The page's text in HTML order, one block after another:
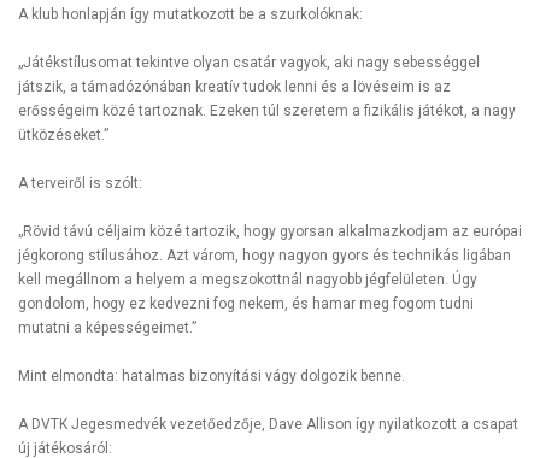
A klub honlapján így mutatkozott be a szurkolóknak:
„Játékstílusomat tekintve olyan csatár vagyok, aki nagy sebességgel
játszik, a támadózónában kreatív tudok lenni és a lövéseim is az
erősségeim közé tartoznak. Ezeken túl szeretem a fizikális játékot, a nagy
ütközéseket.”
A terveiről is szólt:
„Rövid távú céljaim közé tartozik, hogy gyorsan alkalmazkodjam az európai
jégkorong stílusához. Azt várom, hogy nagyon gyors és technikás ligában
kell megállnom a helyem a megszokottnál nagyobb jégfelületen. Úgy
gondolom, hogy ez kedvezni fog nekem, és hamar meg fogom tudni
mutatni a képességeimet.”
Mint elmondta: hatalmas bizonyítási vágy dolgozik benne.
A DVTK Jegesmedvék vezetőedzője, Dave Allison így nyilatkozott a csapat
új játékosáról: